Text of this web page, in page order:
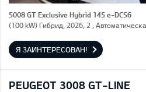
5008 GT Exclusive Hybrid 145 e-DCS6
(100 kW) Гибрид, 2026, 2 ,
Я ЗАИНТЕРЕСОВАН!
PEUGEOT 3008 GT-LINE